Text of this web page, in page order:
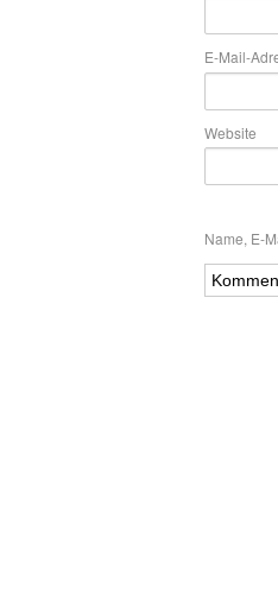
E-Mail-
Website
Name, E-